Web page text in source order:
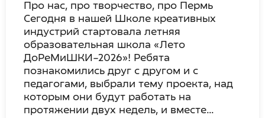
Про нас, про творчество, про Пермь
Сегодня в нашей Школе креативных
индустрий стартовала летняя
образовательная школа «Лето
ДоРеМиШКИ–2026»! Ребята
познакомились друг с другом и с
педагогами, выбрали тему проекта, над
которым они будут работать на
протяжении двух недель, и вместе…